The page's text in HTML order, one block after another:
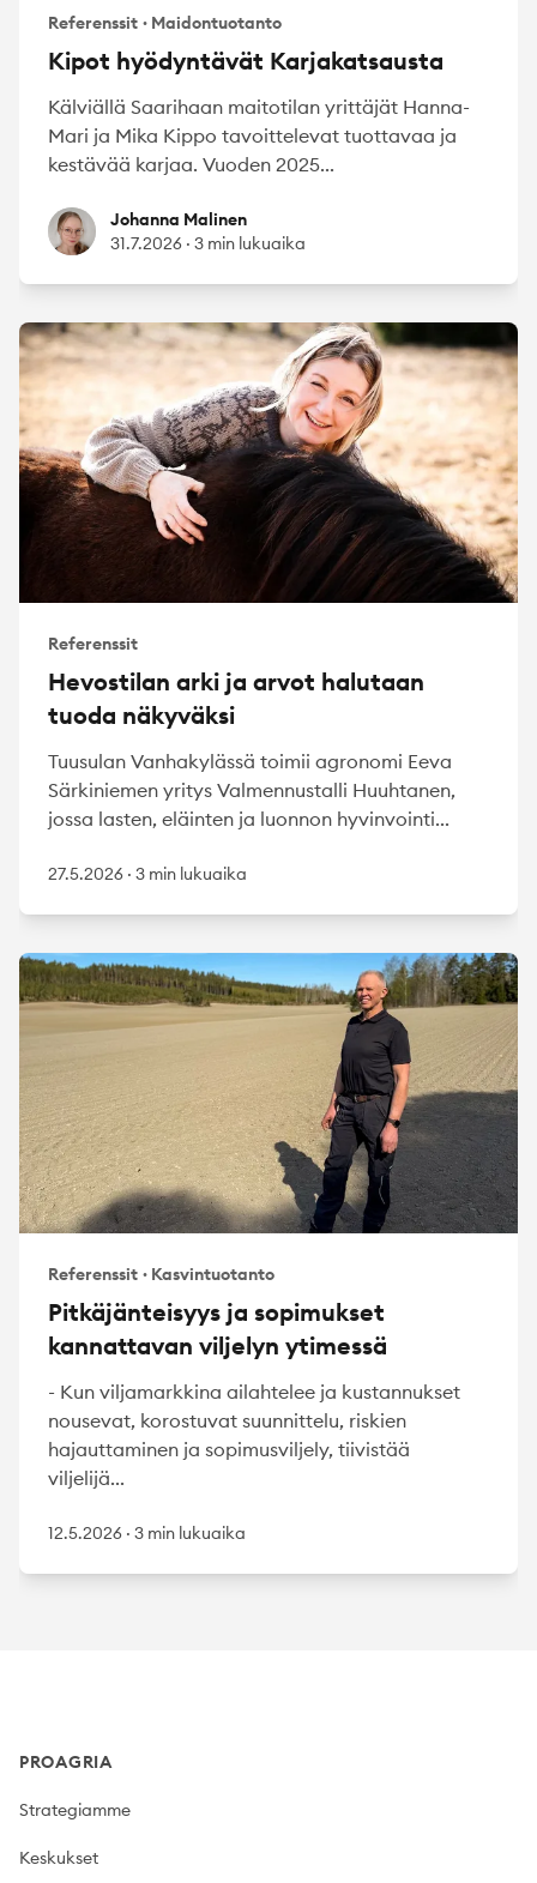
Referenssit · Maidontuotanto
Kipot hyödyntävät Karjakatsausta
Kälviällä Saarihaan maitotilan yrittäjät Hanna-
Mari ja Mika Kippo tavoittelevat tuottavaa ja
kestävää karjaa. Vuoden 2025...
Johanna Malinen
Johanna Malinen
31.7.2026 · 3 min lukuaika
Referenssit
Hevostilan arki ja arvot halutaan
tuoda näkyväksi
Tuusulan Vanhakylässä toimii agronomi Eeva
Särkiniemen yritys Valmennustalli Huuhtanen,
jossa lasten, eläinten ja luonnon hyvinvointi...
27.5.2026 · 3 min lukuaika
Referenssit · Kasvintuotanto
Pitkäjänteisyys ja sopimukset
kannattavan viljelyn ytimessä
- Kun viljamarkkina ailahtelee ja kustannukset
nousevat, korostuvat suunnittelu, riskien
hajauttaminen ja sopimusviljely, tiivistää
viljelijä...
12.5.2026 · 3 min lukuaika
PROAGRIA
Strategiamme
Keskukset